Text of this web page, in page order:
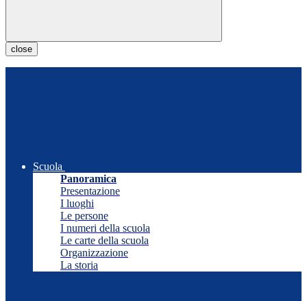
close
Scuola
Panoramica
Presentazione
I luoghi
Le persone
I numeri della scuola
Le carte della scuola
Organizzazione
La storia